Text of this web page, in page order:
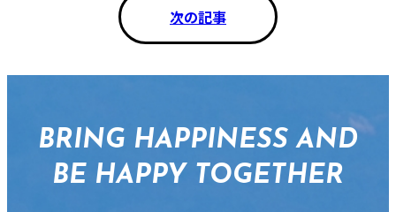
次の記事
BRING HAPPINESS AND
BE HAPPY TOGETHER